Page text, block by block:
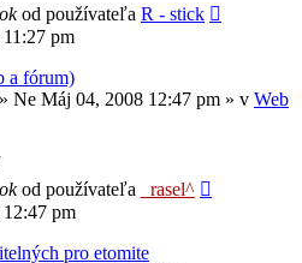
od používateľa R - stick
pm
a fórum)
» Ne Máj 04, 2008 12:47 pm » v Web
od používateľa
_rasel^
pm
pro etomite